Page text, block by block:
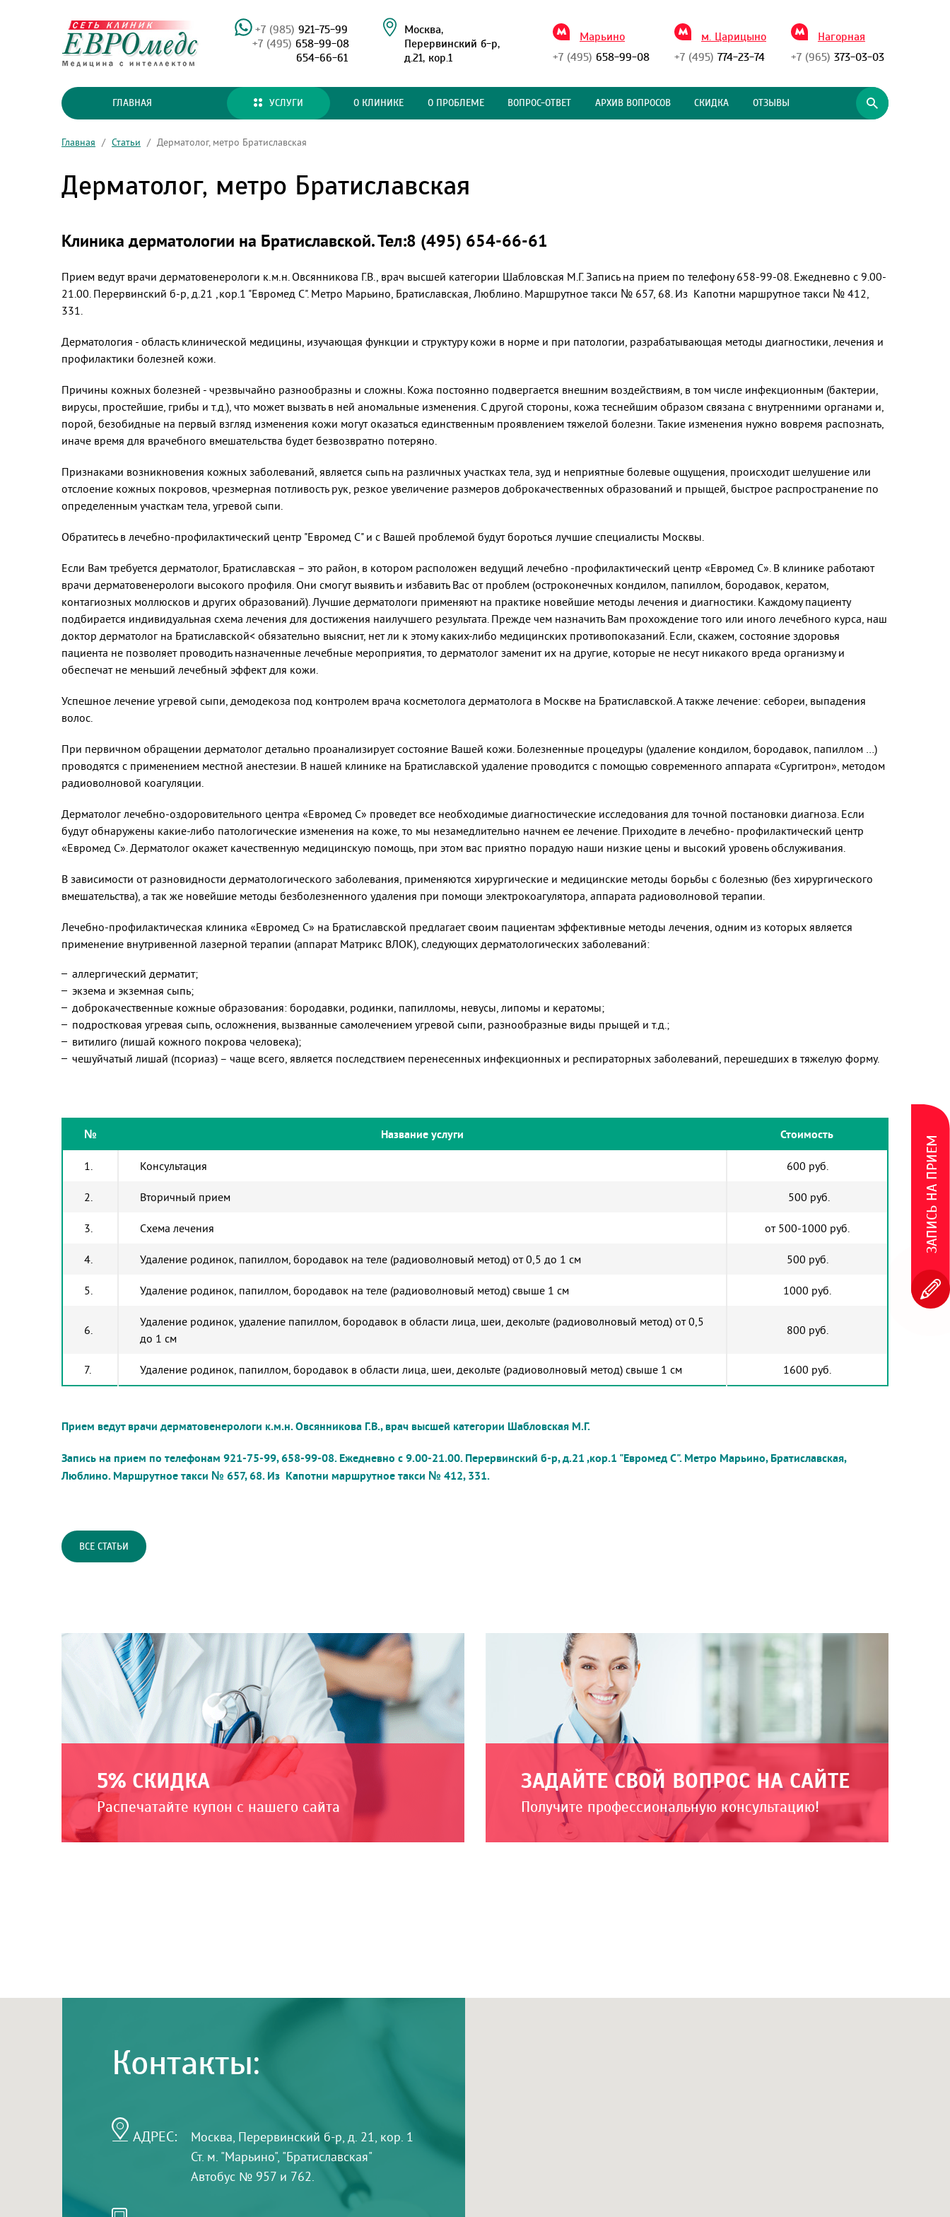
+7 (985) 921-75-99
+7 (495) 658-99-08
654-66-61
Москва,
Перервинский б-р,
д.21, кор.1
Марьино
+7 (495) 658-99-08
м. Царицыно
+7 (495) 774-23-74
Нагорная
+7 (965) 373-03-03
ГЛАВНАЯ УСЛУГИ О КЛИНИКЕ О ПРОБЛЕМЕ ВОПРОС-ОТВЕТ АРХИВ ВОПРОСОВ СКИДКА ОТЗЫВЫ
Главная / Статьи / Дерматолог, метро Братиславская
Дерматолог, метро Братиславская
Клиника дерматологии на Братиславской. Тел:8 (495) 654-66-61
Прием ведут врачи дерматовенерологи к.м.н. Овсянникова Г.В., врач высшей категории Шабловская М.Г. Запись на прием по телефону 658-99-08. Ежедневно с 9.00-
21.00. Перервинский б-р, д.21 ,кор.1 "Евромед С". Метро Марьино, Братиславская, Люблино. Маршрутное такси № 657, 68. Из Капотни маршрутное такси № 412,
331.
Дерматология - область клинической медицины, изучающая функции и структуру кожи в норме и при патологии, разрабатывающая методы диагностики, лечения и
профилактики болезней кожи.
Причины кожных болезней - чрезвычайно разнообразны и сложны. Кожа постоянно подвергается внешним воздействиям, в том числе инфекционным (бактерии,
вирусы, простейшие, грибы и т.д.), что может вызвать в ней аномальные изменения. С другой стороны, кожа теснейшим образом связана с внутренними органами и,
порой, безобидные на первый взгляд изменения кожи могут оказаться единственным проявлением тяжелой болезни. Такие изменения нужно вовремя распознать,
иначе время для врачебного вмешательства будет безвозвратно потеряно.
Признаками возникновения кожных заболеваний, является сыпь на различных участках тела, зуд и неприятные болевые ощущения, происходит шелушение или
отслоение кожных покровов, чрезмерная потливость рук, резкое увеличение размеров доброкачественных образований и прыщей, быстрое распространение по
определенным участкам тела, угревой сыпи.
Обратитесь в лечебно-профилактический центр "Евромед С" и с Вашей проблемой будут бороться лучшие специалисты Москвы.
Если Вам требуется дерматолог, Братиславская – это район, в котором расположен ведущий лечебно -профилактический центр «Евромед С». В клинике работают
врачи дерматовенерологи высокого профиля. Они смогут выявить и избавить Вас от проблем (остроконечных кондилом, папиллом, бородавок, кератом,
контагиозных моллюсков и других образований). Лучшие дерматологи применяют на практике новейшие методы лечения и диагностики. Каждому пациенту
подбирается индивидуальная схема лечения для достижения наилучшего результата. Прежде чем назначить Вам прохождение того или иного лечебного курса, наш
доктор дерматолог на Братиславской< обязательно выяснит, нет ли к этому каких-либо медицинских противопоказаний. Если, скажем, состояние здоровья
пациента не позволяет проводить назначенные лечебные мероприятия, то дерматолог заменит их на другие, которые не несут никакого вреда организму и
обеспечат не меньший лечебный эффект для кожи.
Успешное лечение угревой сыпи, демодекоза под контролем врача косметолога дерматолога в Москве на Братиславской. А также лечение: себореи, выпадения
волос.
При первичном обращении дерматолог детально проанализирует состояние Вашей кожи. Болезненные процедуры (удаление кондилом, бородавок, папиллом …)
проводятся с применением местной анестезии. В нашей клинике на Братиславской удаление проводится с помощью современного аппарата «Сургитрон», методом
радиоволновой коагуляции.
Дерматолог лечебно-оздоровительного центра «Евромед С» проведет все необходимые диагностические исследования для точной постановки диагноза. Если
будут обнаружены какие-либо патологические изменения на коже, то мы незамедлительно начнем ее лечение. Приходите в лечебно- профилактический центр
«Евромед С». Дерматолог окажет качественную медицинскую помощь, при этом вас приятно порадую наши низкие цены и высокий уровень обслуживания.
В зависимости от разновидности дерматологического заболевания, применяются хирургические и медицинские методы борьбы с болезнью (без хирургического
вмешательства), а так же новейшие методы безболезненного удаления при помощи электрокоагулятора, аппарата радиоволновой терапии.
Лечебно-профилактическая клиника «Евромед С» на Братиславской предлагает своим пациентам эффективные методы лечения, одним из которых является
применение внутривенной лазерной терапии (аппарат Матрикс ВЛОК), следующих дерматологических заболеваний:
аллергический дерматит;
экзема и экземная сыпь;
доброкачественные кожные образования: бородавки, родинки, папилломы, невусы, липомы и кератомы;
подростковая угревая сыпь, осложнения, вызванные самолечением угревой сыпи, разнообразные виды прыщей и т.д.;
витилиго (лишай кожного покрова человека);
чешуйчатый лишай (псориаз) – чаще всего, является последствием перенесенных инфекционных и респираторных заболеваний, перешедших в тяжелую форму.
№ Название услуги Стоимость
1. Консультация 600 руб.
2. Вторичный прием 500 руб.
3. Схема лечения от 500-1000 руб.
4. Удаление родинок, папиллом, бородавок на теле (радиоволновый метод) от 0,5 до 1 см 500 руб.
5. Удаление родинок, папиллом, бородавок на теле (радиоволновый метод) свыше 1 см 1000 руб.
6.
Удаление родинок, удаление папиллом, бородавок в области лица, шеи, декольте (радиоволновый метод) от 0,5
до 1 см
800 руб.
7. Удаление родинок, папиллом, бородавок в области лица, шеи, декольте (радиоволновый метод) свыше 1 см 1600 руб.
Прием ведут врачи дерматовенерологи к.м.н. Овсянникова Г.В., врач высшей категории Шабловская М.Г.
Запись на прием по телефонам 921-75-99, 658-99-08. Ежедневно с 9.00-21.00.Перервинский б-р, д.21 ,кор.1 "Евромед С".Метро Марьино, Братиславская,
Люблино. Маршрутное такси № 657, 68.Из Капотни маршрутное такси № 412, 331.
ВСЕ СТАТЬИ
5% СКИДКА
Распечатайте купон с нашего сайта
ЗАДАЙТЕ СВОЙ ВОПРОС НА САЙТЕ
Получите профессиональную консультацию!
Контакты:
АДРЕС:
Москва, Перервинский б-р, д. 21, кор. 1
Ст. м. "Марьино", "Братиславская"
Автобус № 957 и 762.
ЗАПИСЬ НА ПРИЕМ